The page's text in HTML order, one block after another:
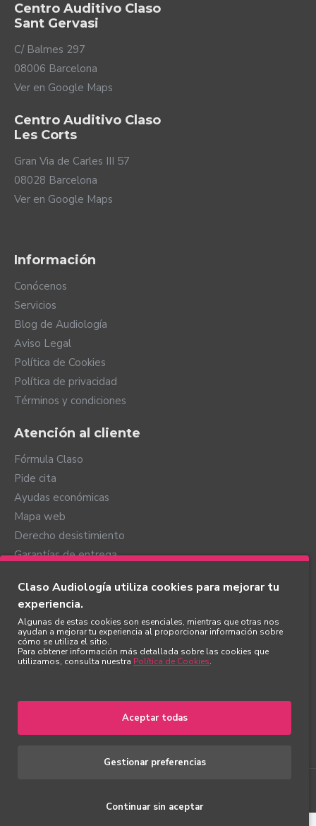
Centro Auditivo Claso
Sant Gervasi
C/ Balmes 297
08006 Barcelona
Ver en Google Maps
Centro Auditivo Claso
Les Corts
Gran Via de Carles III 57
08028 Barcelona
Ver en Google Maps
Información
Conócenos
Servicios
Blog de Audiología
Aviso Legal
Política de Cookies
Política de privacidad
Términos y condiciones
Atención al cliente
Fórmula Claso
Pide cita
Ayudas económicas
Mapa web
Derecho desistimiento
Garantías de entrega
Mi cuenta
Mi cuenta
Mis pedidos
Favoritos
Claso Audiología utiliza cookies para mejorar tu
experiencia.
Algunas de estas cookies son esenciales, mientras que otras nos
ayudan a mejorar tu experiencia al proporcionar información sobre
cómo se utiliza el sitio.
Para obtener información más detallada sobre las cookies que
utilizamos, consulta nuestra Política de Cookies.
Aceptar todas
Gestionar preferencias
Continuar sin aceptar